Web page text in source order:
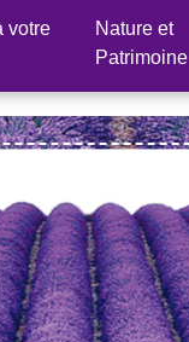
votre
Nature et
Patrimoine